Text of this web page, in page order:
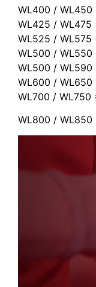
WL400 / WL450
WL425 / WL475
WL525 / WL575
WL500 / WL550
WL500 / WL590
WL600 / WL650
WL700 / WL750
WL800 /